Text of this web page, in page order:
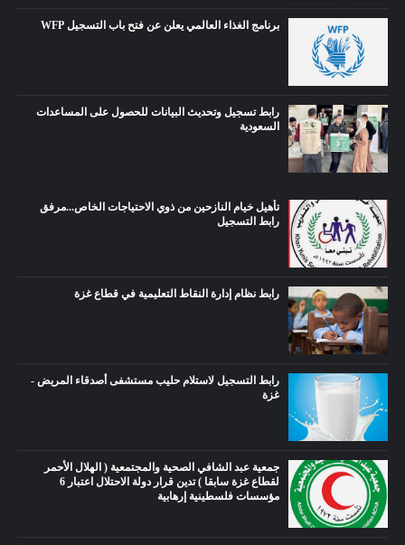
برنامج الغذاء العالمي يعلن عن فتح باب التسجيل WFP
رابط تسجيل وتحديث البيانات للحصول على المساعدات
السعودية
تأهيل خيام النازحين من ذوي الاحتياجات الخاص...مرفق
رابط التسجيل
رابط نظام إدارة النقاط التعليمية في قطاع غزة
رابط التسجيل لاستلام حليب مستشفى أصدقاء المريض -
غزة
جمعية عبد الشافي الصحية والمجتمعية ( الهلال الأحمر
لقطاع غزة سابقا ) تدين قرار دولة الاحتلال اعتبار 6
مؤسسات فلسطينية إرهابية